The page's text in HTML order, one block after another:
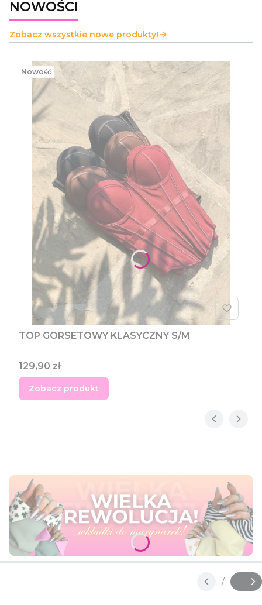
NOWOŚCI
Zobacz wszystkie nowe produkty!
Nowość
TOP GORSETOWY KLASYCZNY S/M
Cena
129,90 zł
Zobacz produkt
Naciśnij Enter lub spację, aby otworzyć stronę.
Naciśnij Enter lub spację, aby otworzyć stronę.
Naciśnij Enter lub spację, aby otworzyć stronę.
Slajd
/
z